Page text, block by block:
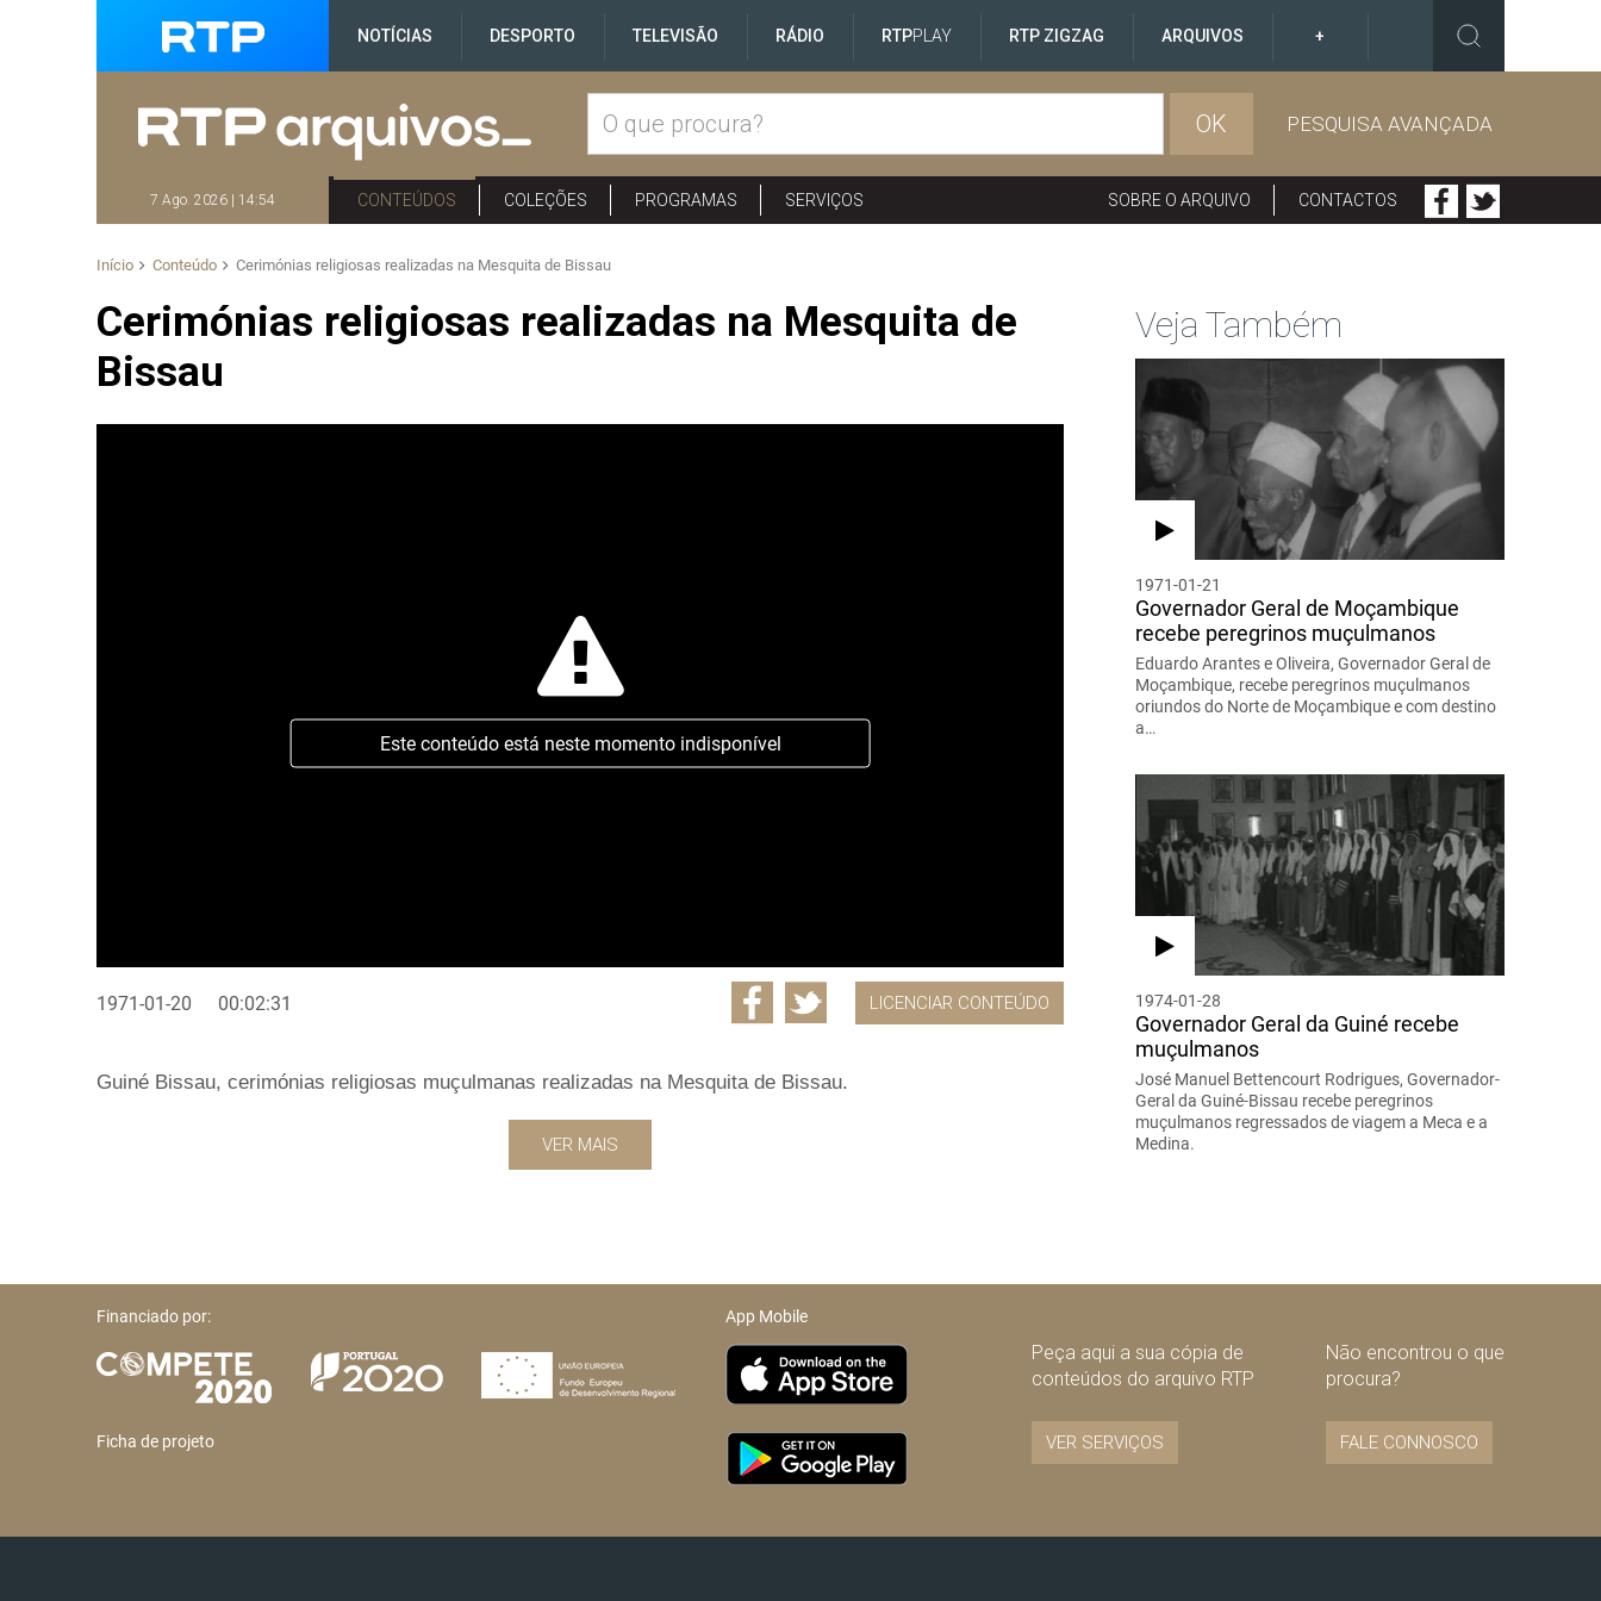
NOTÍCIAS DESPORTO TELEVISÃO RÁDIO RTPPLAY RTP ZIGZAG ARQUIVOS +
OK PESQUISA AVANÇADA
7 Ago. 2026 | 14:54 CONTEÚDOS COLEÇÕES PROGRAMAS SERVIÇOS SOBRE O ARQUIVO CONTACTOS
Início Conteúdo Cerimónias religiosas realizadas na Mesquita de Bissau
Cerimónias religiosas realizadas na Mesquita de
Bissau
Este conteúdo está neste momento indisponível
1971-01-20 00:02:31 LICENCIAR CONTEÚDO
Guiné Bissau, cerimónias religiosas muçulmanas realizadas na Mesquita de Bissau.
VER MAIS
Veja Também
1971-01-21
Governador Geral de Moçambique
recebe peregrinos muçulmanos
Eduardo Arantes e Oliveira, Governador Geral de
Moçambique, recebe peregrinos muçulmanos
oriundos do Norte de Moçambique e com destino
a…
1974-01-28
Governador Geral da Guiné recebe
muçulmanos
José Manuel Bettencourt Rodrigues, Governador-
Geral da Guiné-Bissau recebe peregrinos
muçulmanos regressados de viagem a Meca e a
Medina.
Financiado por:
Ficha de projeto
App Mobile
Peça aqui a sua cópia de
conteúdos do arquivo RTP
VER SERVIÇOS
Não encontrou o que
procura?
FALE CONNOSCO